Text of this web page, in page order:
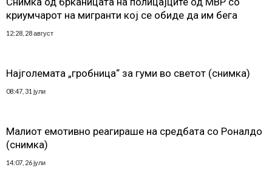
криумчарот на мигранти кој се обиде да им бега
12:28, 28 август
Најголемата „гробница“ за гуми во светот (снимка)
08:47, 31 јули
Малиот емотивно реагираше на средбата со Роналдо
(снимка)
14:07, 26 јули